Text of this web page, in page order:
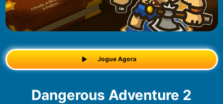
Jogue Agora
Dangerous Adventure 2